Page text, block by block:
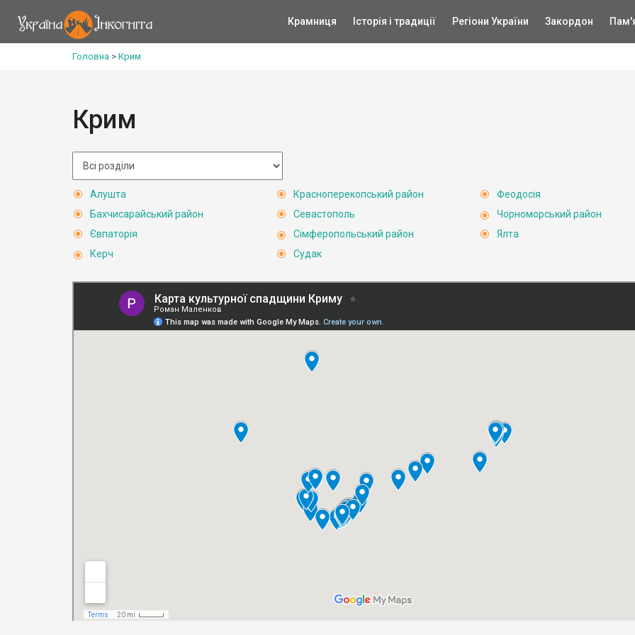
Крамниця Історія і традиції Регіони України Закордон
Головна > Крим
Крим
Алушта
Бахчисарайський район
Євпаторія
Керч
Красноперекопський район
Севастополь
Сімферопольський район
Судак
Феодосія
Чорноморський район
Ялта